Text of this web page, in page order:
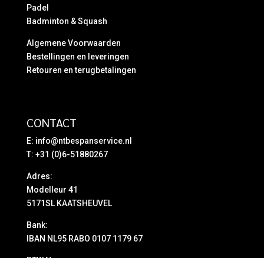
Padel
Badminton & Squash
Algemene Voorwaarden
Bestellingen en leveringen
Retouren en terugbetalingen
CONTACT
E: info@ntbespanservice.nl
T: +31 (0)6-51880267
Adres:
Modelleur 41
5171SL KAATSHEUVEL
Bank:
IBAN NL95 RABO 0107 1179 67